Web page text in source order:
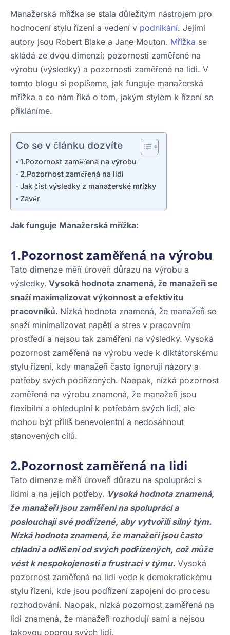
Manažerská mřížka se stala důležitým nástrojem pro
hodnocení stylu řízení a vedení v podnikání. Jejími
autory jsou Robert Blake a Jane Mouton. Mřížka se
skládá ze dvou dimenzí: pozornosti zaměřené na
výrobu (výsledky) a pozornosti zaměřené na lidi. V
tomto blogu si popíšeme, jak funguje manažerská
mřížka a co nám říká o tom, jakým stylem k řízení se
přikláníme.
Co se v článku dozvíte
1.Pozornost zaměřená na výrobu
2.Pozornost zaměřená na lidi
Jak číst výsledky z manažerské mřížky
Závěr
Jak funguje Manažerská mřížka:
1.Pozornost zaměřená na výrobu
Tato dimenze měří úroveň důrazu na výrobu a
výsledky. Vysoká hodnota znamená, že manažeři se
snaží maximalizovat výkonnost a efektivitu
pracovníků. Nízká hodnota znamená, že manažeři se
snaží minimalizovat napětí a stres v pracovním
prostředí a nejsou tak zaměřeni na výsledky. Vysoká
pozornost zaměřená na výrobu vede k diktátorskému
stylu řízení, kdy manažeři často ignorují názory a
potřeby svých podřízených. Naopak, nízká pozornost
zaměřená na výrobu znamená, že manažeři jsou
flexibilní a ohleduplní k potřebám svých lidí, ale
mohou být příliš benevolentní a nedosáhnout
stanovených cílů.
2.Pozornost zaměřená na lidi
Tato dimenze měří úroveň důrazu na spolupráci s
lidmi a na jejich potřeby. Vysoká hodnota znamená,
že manažeři jsou zaměřeni na spolupráci a
poslouchají své podřízené, aby vytvořili silný tým.
Nízká hodnota znamená, že manažeři jsou často
chladní a odlišení od svých podřízených, což může
vést k nespokojenosti a frustraci v týmu. Vysoká
pozornost zaměřená na lidi vede k demokratickému
stylu řízení, kde jsou podřízení zapojeni do procesu
rozhodování. Naopak, nízká pozornost zaměřená na
lidi znamená, že manažeři rozhodují sami a nejsou
takovou oporou svých lidí.